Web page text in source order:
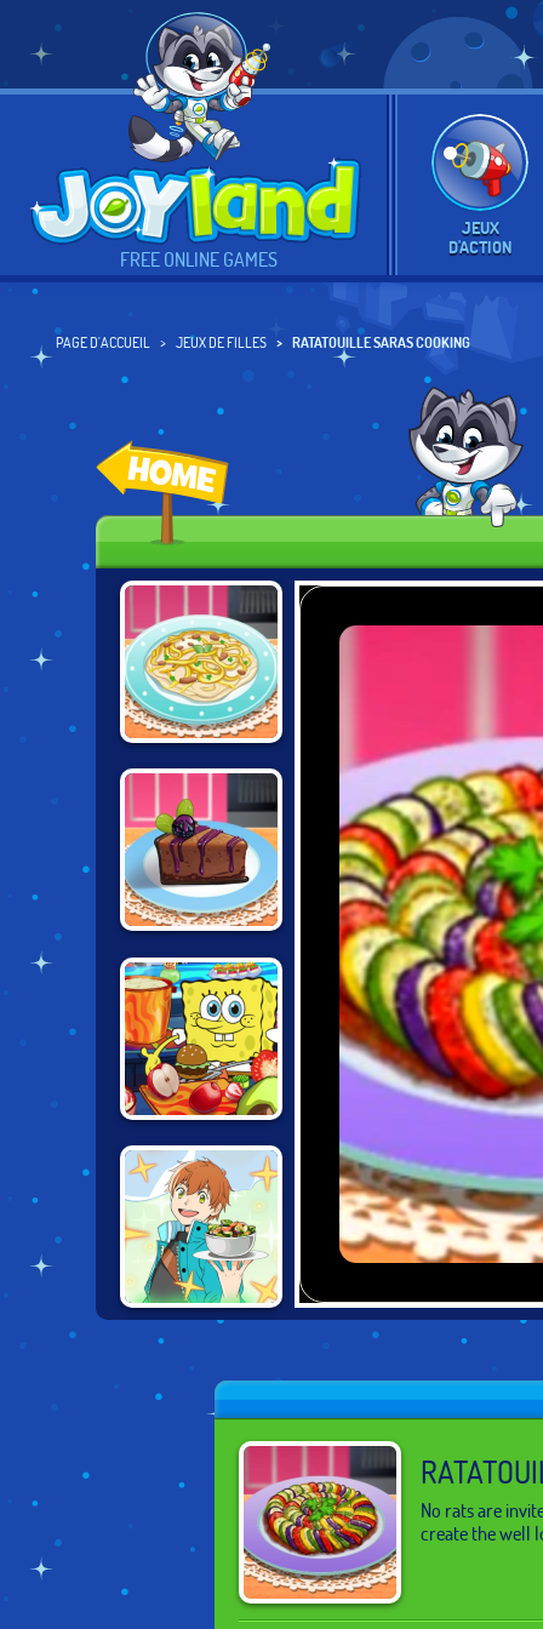
FREE ONLINE GAMES
JEUX
D'ACTION
PAGE D'ACCUEIL JEUX DE FILLES RATATOUILLE SARAS COOKING
SARAS COOKING
BLACKBERRY
CHEESECAKE:
SARAS COOKING
CLASS
CONTEST
CHEF HERO
No rats are
create the well